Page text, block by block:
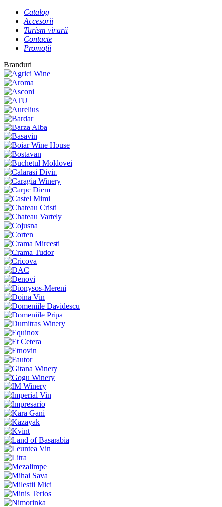
Catalog
Accesorii
Turism vinarii
Contacte
Promoții
Branduri